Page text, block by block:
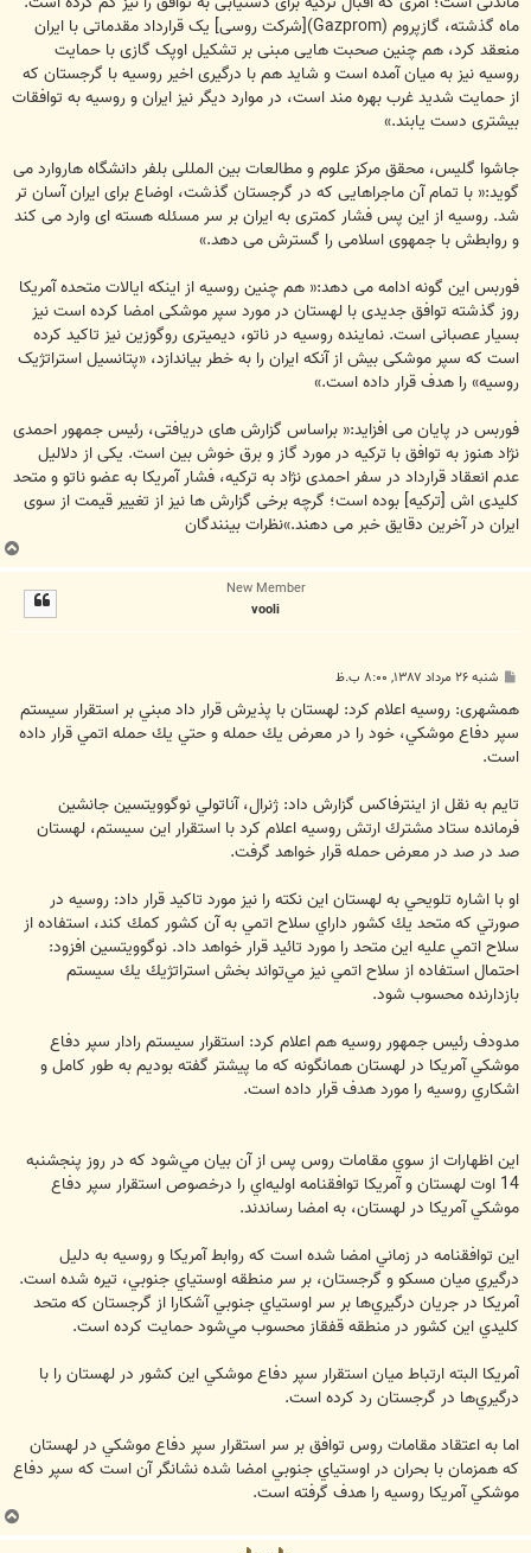
ماه گذشته، گازپروم (Gazprom)[شرکت روسی] یک قرارداد مقدماتی با ایران
منعقد کرد، هم چنین صحبت هایی مبنی بر تشکیل اوپک گازی با حمایت
روسیه نیز به میان آمده است و شاید هم با درگیری اخیر روسیه با گرجستان که
از حمایت شدید غرب بهره مند است، در موارد دیگر نیز ایران و روسیه به توافقات
بیشتری دست یابند.»
جاشوا گلیس، محقق مرکز علوم و مطالعات بین المللی بلفر دانشگاه هاروارد می
گوید:« با تمام آن ماجراهایی که در گرجستان گذشت، اوضاع برای ایران آسان تر
شد. روسیه از این پس فشار کمتری به ایران بر سر مسئله هسته ای وارد می کند
و روابطش با جمهوی اسلامی را گسترش می دهد.»
فوربس این گونه ادامه می دهد:« هم چنین روسیه از اینکه ایالات متحده آمریکا
روز گذشته توافق جدیدی با لهستان در مورد سپر موشکی امضا کرده است نیز
بسیار عصبانی است. نماینده روسیه در ناتو، دیمیتری روگوزین نیز تاکید کرده
است که سپر موشکی بیش از آنکه ایران را به خطر بیاندازد، «پتانسیل استراتژیک
روسیه» را هدف قرار داده است.»
فوربس در پایان می افزاید:« براساس گزارش های دریافتی، رئیس جمهور احمدی
نژاد هنوز به توافق با ترکیه در مورد گاز و برق خوش بین است. یکی از دلالیل
عدم انعقاد قرارداد در سفر احمدی نژاد به ترکیه، فشار آمریکا به عضو ناتو و متحد
کلیدی اش [ترکیه] بوده است؛ گرچه برخی گزارش ها نیز از تغییر قیمت از سوی
ایران در آخرین دقایق خبر می دهند.»نظرات بینندگان
ب
ا
New Member
vooli
پ
ت
شنبه ۲۶ مرداد ۱۳۸۷, ۸:۰۰ ب.ظ
همشهری: روسيه اعلام كرد: لهستان با پذيرش قرار داد مبني بر استقرار سيستم
سپر دفاع موشكي، خود را در معرض يك حمله و حتي يك حمله اتمي قرار داده
است.
تايم به نقل از اينترفاكس گزارش داد: ژنرال، آناتولي نوگوويتسين جانشين
فرمانده ستاد مشترك ارتش روسيه اعلام كرد با استقرار اين سيستم، لهستان
صد در صد در معرض حمله قرار خواهد گرفت.
او با اشاره تلويحي به لهستان اين نكته را نيز مورد تاكيد قرار داد: روسيه در
صورتي كه متحد يك كشور داراي سلاح اتمي به آن كشور كمك كند، استفاده از
سلاح اتمي عليه اين متحد را مورد تائيد قرار خواهد داد. نوگوويتسين افزود:
احتمال استفاده از سلاح اتمي نيز مي‌تواند بخش استراتژيك يك سيستم
بازدارنده محسوب شود.
مدودف رئيس جمهور روسيه هم اعلام كرد: استقرار سيستم رادار سپر دفاع
موشكي آمريكا در لهستان همانگونه كه ما پيشتر گفته بوديم به طور كامل و
اشكاري روسيه را مورد هدف قرار داده است.
اين اظهارات از سوي مقامات روس پس از آن بيان مي‌شود كه در روز پنجشنبه
14 اوت لهستان و آمريكا توافقنامه اوليه‌اي را درخصوص استقرار سپر دفاع
موشكي آمريكا در لهستان، به امضا رساندند.
اين توافقنامه در زماني امضا شده است كه روابط آمريكا و روسيه به دليل
درگيري ميان مسكو و گرجستان، بر سر منطقه اوستياي جنوبي، تيره شده است.
آمريكا در جريان درگيري‌ها بر سر اوستياي جنوبي آشكارا از گرجستان كه متحد
كليدي اين كشور در منطقه قفقاز محسوب مي‌شود حمايت كرده است.
آمريكا البته ارتباط ميان استقرار سپر دفاع موشكي اين كشور در لهستان را با
درگيري‌ها در گرجستان رد كرده است.
اما به اعتقاد مقامات روس توافق بر سر استقرار سپر دفاع موشكي در لهستان
كه همزمان با بحران در اوستياي جنوبي امضا شده نشانگر آن است كه سپر دفاع
موشكي آمريكا روسيه را هدف گرفته است.
ب
ا